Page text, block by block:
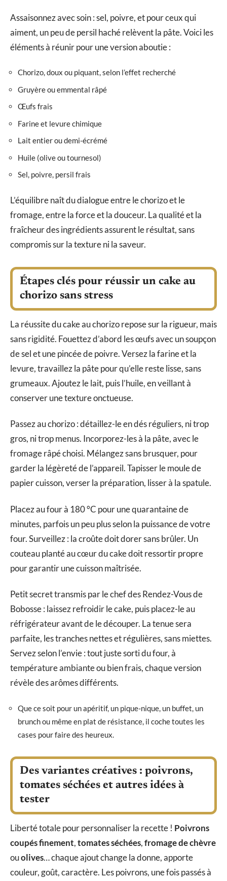
Assaisonnez avec soin : sel, poivre, et pour ceux qui
aiment, un peu de persil haché relèvent la pâte. Voici les
éléments à réunir pour une version aboutie :
Chorizo, doux ou piquant, selon l’effet recherché
Gruyère ou emmental râpé
Œufs frais
Farine et levure chimique
Lait entier ou demi-écrémé
Huile (olive ou tournesol)
Sel, poivre, persil frais
L’équilibre naît du dialogue entre le chorizo et le
fromage, entre la force et la douceur. La qualité et la
fraîcheur des ingrédients assurent le résultat, sans
compromis sur la texture ni la saveur.
Étapes clés pour réussir un cake au
chorizo sans stress
La réussite du cake au chorizo repose sur la rigueur, mais
sans rigidité. Fouettez d’abord les œufs avec un soupçon
de sel et une pincée de poivre. Versez la farine et la
levure, travaillez la pâte pour qu’elle reste lisse, sans
grumeaux. Ajoutez le lait, puis l’huile, en veillant à
conserver une texture onctueuse.
Passez au chorizo : détaillez-le en dés réguliers, ni trop
gros, ni trop menus. Incorporez-les à la pâte, avec le
fromage râpé choisi. Mélangez sans brusquer, pour
garder la légèreté de l’appareil. Tapisser le moule de
papier cuisson, verser la préparation, lisser à la spatule.
Placez au four à 180 °C pour une quarantaine de
minutes, parfois un peu plus selon la puissance de votre
four. Surveillez : la croûte doit dorer sans brûler. Un
couteau planté au cœur du cake doit ressortir propre
pour garantir une cuisson maîtrisée.
Petit secret transmis par le chef des Rendez-Vous de
Bobosse : laissez refroidir le cake, puis placez-le au
réfrigérateur avant de le découper. La tenue sera
parfaite, les tranches nettes et régulières, sans miettes.
Servez selon l’envie : tout juste sorti du four, à
température ambiante ou bien frais, chaque version
révèle des arômes différents.
Que ce soit pour un apéritif, un pique-nique, un buffet, un
brunch ou même en plat de résistance, il coche toutes les
cases pour faire des heureux.
Des variantes créatives : poivrons,
tomates séchées et autres idées à
tester
Liberté totale pour personnaliser la recette ! Poivrons
coupés finement,tomates séchées,fromage de chèvre
ouolives… chaque ajout change la donne, apporte
couleur, goût, caractère. Les poivrons, une fois passés à